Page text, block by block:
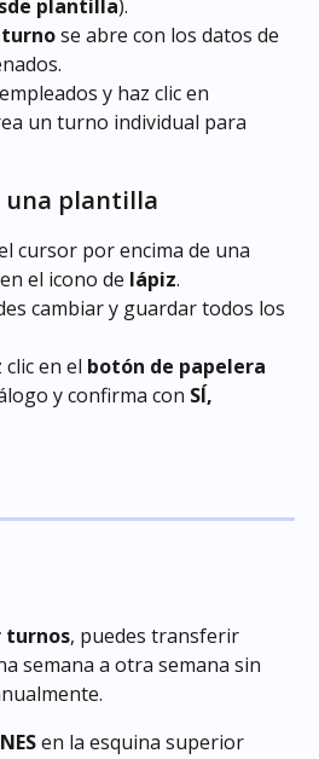
plantilla).
se abre con los datos de
y haz clic en
un turno individual para
una plantilla
cursor por encima de una
el icono de lápiz.
cambiar y guardar todos los
en el botón de papelera
y confirma con SÍ,
turnos, puedes transferir
semana a otra semana sin
en la esquina superior